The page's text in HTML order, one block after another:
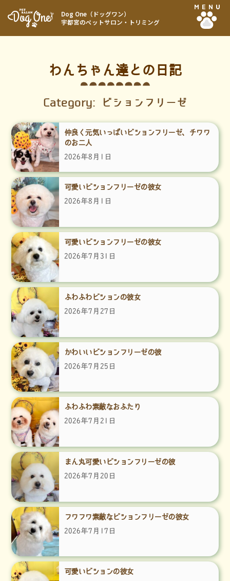
Dog One（ドッグワン）
宇都宮のペットサロン・トリミング
MENU
わんちゃん達との日記
Category: ビションフリーゼ
仲良く元気いっぱいビションフリーゼ、チワワ
のお二人
2026年8月1日
可愛いビションフリーゼの彼女
2026年8月1日
可愛いビションフリーゼの彼女
2026年7月31日
ふわふわビションの彼女
2026年7月27日
かわいいビションフリーゼの彼
2026年7月25日
ふわふわ素敵なおふたり
2026年7月21日
まん丸可愛いビションフリーゼの彼
2026年7月20日
フワフワ素敵なビションフリーゼの彼女
2026年7月17日
可愛いビションの彼女